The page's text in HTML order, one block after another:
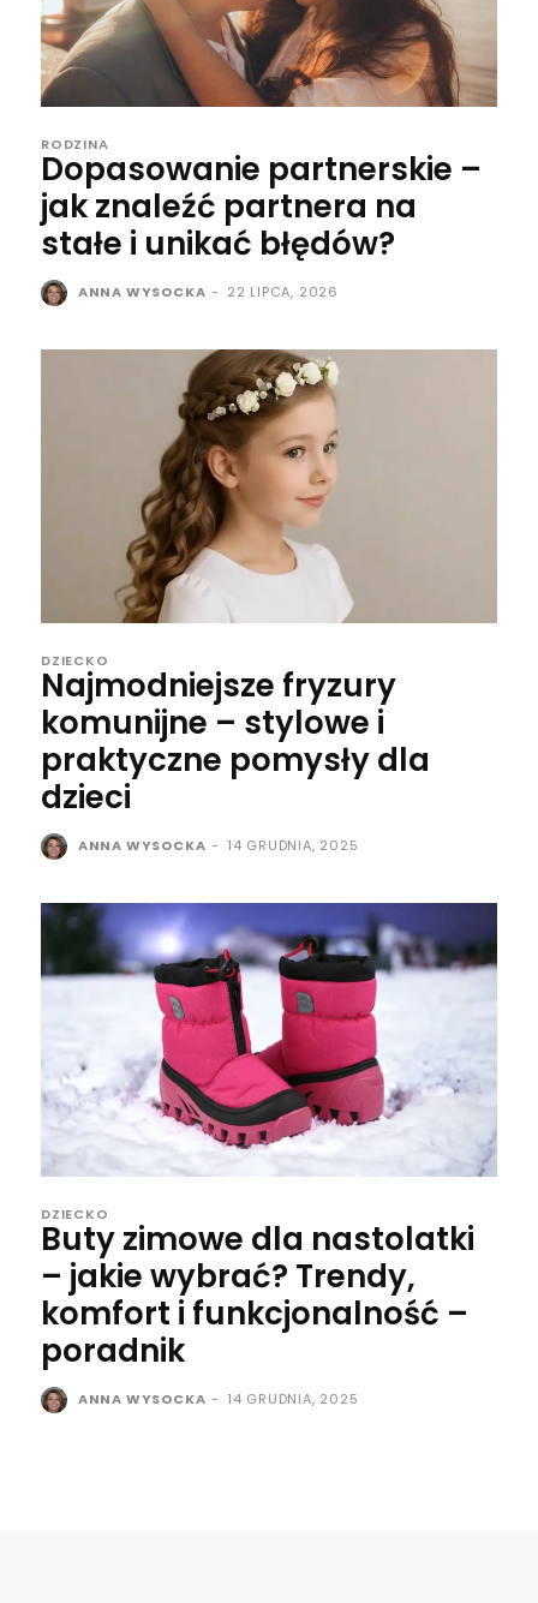
RODZINA
Dopasowanie partnerskie –
jak znaleźć partnera na
stałe i unikać błędów?
ANNA WYSOCKA - 22 LIPCA, 2026
DZIECKO
Najmodniejsze fryzury
komunijne – stylowe i
praktyczne pomysły dla
dzieci
ANNA WYSOCKA - 14 GRUDNIA, 2025
DZIECKO
Buty zimowe dla nastolatki
– jakie wybrać? Trendy,
komfort i funkcjonalność –
poradnik
ANNA WYSOCKA - 14 GRUDNIA, 2025